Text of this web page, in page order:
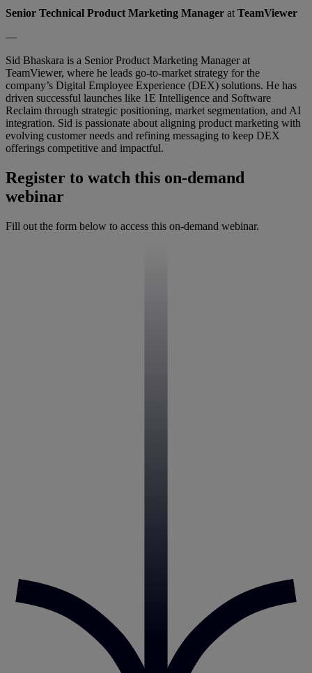
Senior Technical Product Marketing Manager atTeamViewer
—
Sid Bhaskara is a Senior Product Marketing Manager at
TeamViewer, where he leads go-to-market strategy for the
company’s Digital Employee Experience (DEX) solutions. He has
driven successful launches like 1E Intelligence and Software
Reclaim through strategic positioning, market segmentation, and AI
integration. Sid is passionate about aligning product marketing with
evolving customer needs and refining messaging to keep DEX
offerings competitive and impactful.
Register to watch this on-demand
webinar
Fill out the form below to access this on-demand webinar.